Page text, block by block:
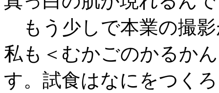
もう少しで本業の撮
私も＜むかごのかるか
す。試食はなにをつく